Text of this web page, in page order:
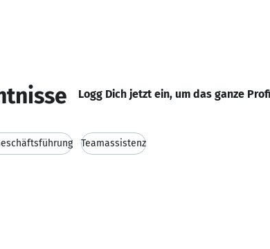
Logg Dich jetzt ein, um das ganze
Teamassistenz